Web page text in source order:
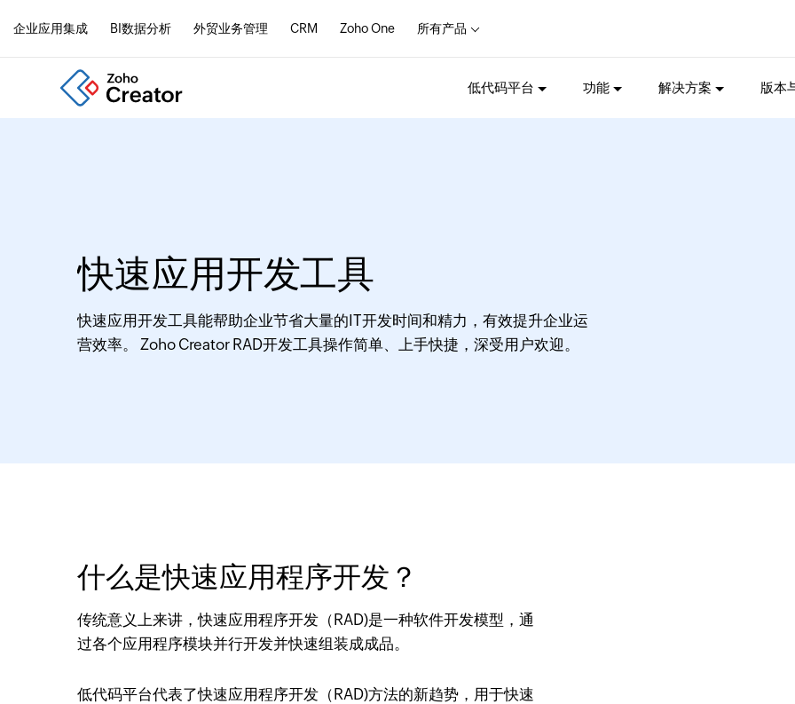
企业应用集成 BI数据分析 外贸业务管理 CRM Zoho One 所有产品
低代码平台 功能 解决方案 版本
快速应用开发工具
快速应用开发工具能帮助企业节省大量的IT开发时间和精力，有效提升企业运
营效率。 Zoho Creator RAD开发工具操作简单、上手快捷，深受用户欢迎。
什么是快速应用程序开发？
传统意义上来讲，快速应用程序开发（RAD)是一种软件开发模型，通
过各个应用程序模块并行开发并快速组装成成品。
低代码平台代表了快速应用程序开发（RAD)方法的新趋势，用于快速